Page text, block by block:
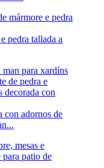
pedra tallada a
con adornos de